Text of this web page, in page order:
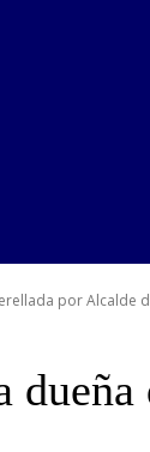
por Alcalde